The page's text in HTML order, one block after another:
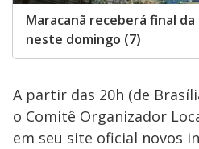
Maracanã receberá final da
neste domingo (7)
A partir das 20h (de
o Comitê Organizador
em seu site oficial novos